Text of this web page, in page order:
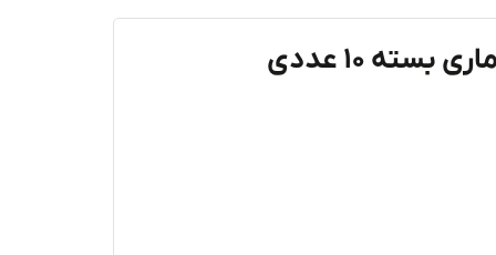
۱۰ عددی